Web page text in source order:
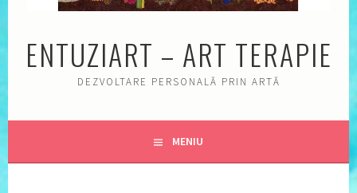
ENTUZIART – ART TERAPIE
DEZVOLTARE PERSONALĂ PRIN ARTĂ
MENIU